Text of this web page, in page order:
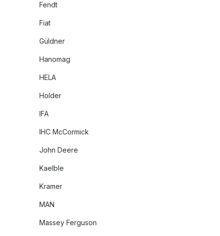
Fendt
Fiat
Güldner
Hanomag
HELA
Holder
IFA
IHC McCormick
John Deere
Kaelble
Kramer
MAN
Massey Ferguson